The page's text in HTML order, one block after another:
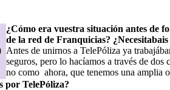
¿Cómo era vuestra situación antes de
de la red de Franquicias?
Antes de unirnos a TelePóliza ya
seguros, pero lo hacíamos a través de dos
no como ahora, que tenemos una amplia
por TelePóliza?